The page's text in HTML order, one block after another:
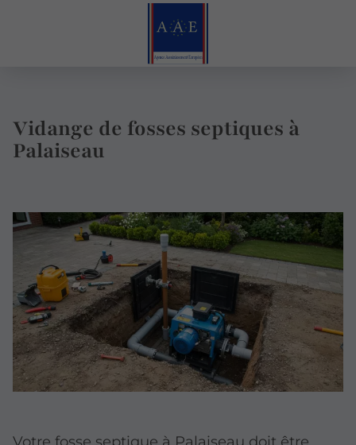
Vidange de fosses septiques à
Palaiseau